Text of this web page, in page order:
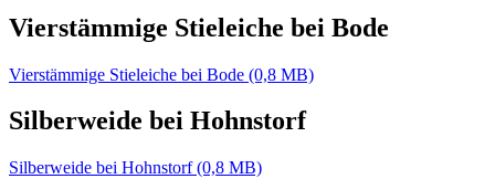
Vierstämmige Stieleiche bei Bode
Vierstämmige Stieleiche bei Bode (0,8 MB)
Silberweide bei Hohnstorf
Silberweide bei Hohnstorf (0,8 MB)